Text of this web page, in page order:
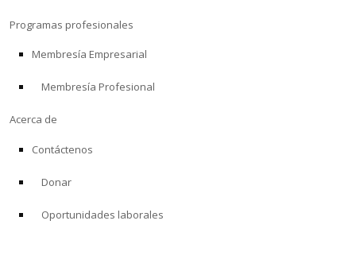
Programas profesionales
Membresía Empresarial
Membresía Profesional
Acerca de
Contáctenos
Donar
Oportunidades laborales